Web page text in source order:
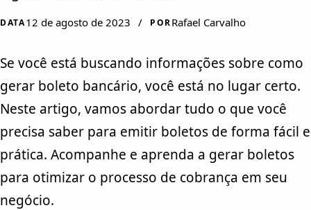
DATA12 de agosto de 2023 / PORRafael Carvalho
Se você está buscando informações sobre como
gerar boleto bancário, você está no lugar certo.
Neste artigo, vamos abordar tudo o que você
precisa saber para emitir boletos de forma fácil e
prática. Acompanhe e aprenda a gerar boletos
para otimizar o processo de cobrança em seu
negócio.